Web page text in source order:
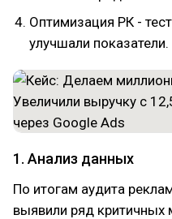
Оптимизация РК -
улучшали показатели.
1. Анализ данных
По итогам аудита
выявили ряд